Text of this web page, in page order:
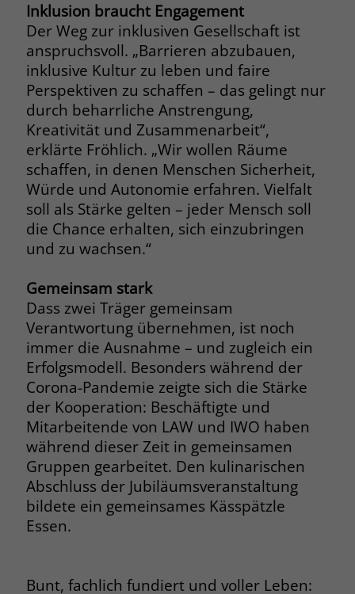
Inklusion braucht Engagement
Der Weg zur inklusiven Gesellschaft ist
anspruchsvoll. „Barrieren abzubauen,
inklusive Kultur zu leben und faire
Perspektiven zu schaffen – das gelingt nur
durch beharrliche Anstrengung,
Kreativität und Zusammenarbeit“,
erklärte Fröhlich. „Wir wollen Räume
schaffen, in denen Menschen Sicherheit,
Würde und Autonomie erfahren. Vielfalt
soll als Stärke gelten – jeder Mensch soll
die Chance erhalten, sich einzubringen
und zu wachsen.“
Gemeinsam stark
Dass zwei Träger gemeinsam
Verantwortung übernehmen, ist noch
immer die Ausnahme – und zugleich ein
Erfolgsmodell. Besonders während der
Corona-Pandemie zeigte sich die Stärke
der Kooperation: Beschäftigte und
Mitarbeitende von LAW und IWO haben
während dieser Zeit in gemeinsamen
Gruppen gearbeitet. Den kulinarischen
Abschluss der Jubiläumsveranstaltung
bildete ein gemeinsames Kässpätzle
Essen.
Bunt, fachlich fundiert und voller Leben:
Zweck
Der Zweck von _fbp ist vollständig auf
die Werbe- und Analysebemühungen
von Facebook zurückzuführen. Dieses
Cookie ist ein Erstanbieter-Cookie, d. h.
Facebook platziert es, während ein
Verbraucher auf Facebook ist. Dieses
Cookie verfolgt die Besuche eines
Nutzers auf verschiedenen Websites
und meldet dieses Verhalten an
Facebook. Facebook kann dann die
gesammelten Daten nutzen, um den
Nutzer besser zu verstehen und
bessere, relevantere Werbung zu
zeigen. Das _fbp-Cookie sammelt keine
Informationen und wird von Facebook
nur platziert, um Daten an das
Unternehmen zurückzusenden.